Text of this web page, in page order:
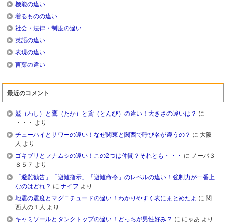
機能の違い
着るものの違い
社会・法律・制度の違い
英語の違い
表現の違い
言葉の違い
最近のコメント
鷲（わし）と鷹（たか）と鳶（とんび）の違い！大きさの違いは？ に
・・・
より
チューハイとサワーの違い！なぜ関東と関西で呼び名が違うの？ に 大阪
人 より
ゴキブリとフナムシの違い！この2つは仲間？それとも・・・
に ノーバ３
８５７ より
「避難勧告」「避難指示」「避難命令」のレベルの違い！強制力が一番上
なのはどれ？ にナイフ より
地震の震度とマグニチュードの違い！わかりやすく表にまとめたよ に関
西人の１人 より
キャミソールとタンクトップの違い！どっちが男性好み？ に にゃあ より